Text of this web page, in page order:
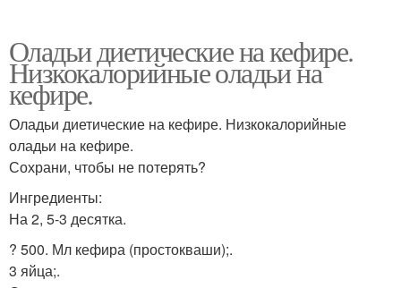
Оладьи диетические на кефире.
Низкокалорийные оладьи на
кефире.
Оладьи диетические на кефире. Низкокалорийные
оладьи на кефире.
Сохрани, чтобы не потерять?
Ингредиенты:
На 2, 5-3 десятка.
? 500. Мл кефира (простокваши);.
3 яйца;.